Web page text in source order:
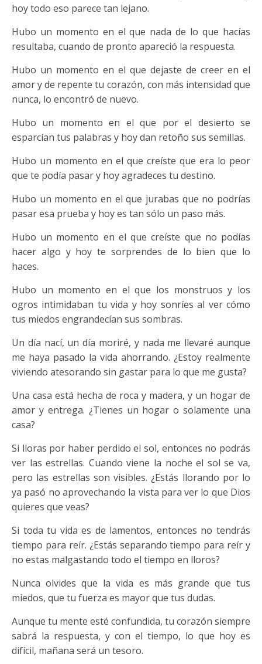
hoy todo eso parece tan lejano.
Hubo un momento en el que nada de lo que hacías
resultaba, cuando de pronto apareció la respuesta.
Hubo un momento en el que dejaste de creer en el
amor y de repente tu corazón, con más intensidad que
nunca, lo encontró de nuevo.
Hubo un momento en el que por el desierto se
esparcían tus palabras y hoy dan retoño sus semillas.
Hubo un momento en el que creíste que era lo peor
que te podía pasar y hoy agradeces tu destino.
Hubo un momento en el que jurabas que no podrías
pasar esa prueba y hoy es tan sólo un paso más.
Hubo un momento en el que creíste que no podías
hacer algo y hoy te sorprendes de lo bien que lo
haces.
Hubo un momento en el que los monstruos y los
ogros intimidaban tu vida y hoy sonríes al ver cómo
tus miedos engrandecían sus sombras.
Un día nací, un día moriré, y nada me llevaré aunque
me haya pasado la vida ahorrando. ¿Estoy realmente
viviendo atesorando sin gastar para lo que me gusta?
Una casa está hecha de roca y madera, y un hogar de
amor y entrega. ¿Tienes un hogar o solamente una
casa?
Si lloras por haber perdido el sol, entonces no podrás
ver las estrellas. Cuando viene la noche el sol se va,
pero las estrellas son visibles. ¿Estás llorando por lo
ya pasó no aprovechando la vista para ver lo que Dios
quieres que veas?
Si toda tu vida es de lamentos, entonces no tendrás
tiempo para reír. ¿Estás separando tiempo para reír y
no estas malgastando todo el tiempo en lloros?
Nunca olvides que la vida es más grande que tus
miedos, que tu fuerza es mayor que tus dudas.
Aunque tu mente esté confundida, tu corazón siempre
sabrá la respuesta, y con el tiempo, lo que hoy es
difícil, mañana será un tesoro.